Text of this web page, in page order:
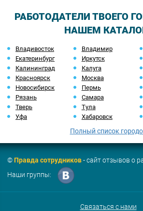
РАБОТОДАТЕЛИ ТВОЕГО
НАШЕМ
Владивосток Владимир
Екатеринбург
Иркутск
Калининград
Калуга
Красноярск
Москва
Новосибирск
Пермь
Рязань
Самара
Тверь
Тула
Уфа
Хабаровск
Полный список
©Правда сотрудников- сайт отзывов о
Наши группы:
Связаться с нами